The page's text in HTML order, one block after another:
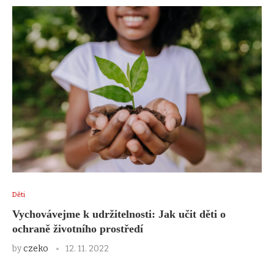
Děti
Vychovávejme k udržitelnosti: Jak učit děti o
ochraně životního prostředí
byczeko 12. 11. 2022